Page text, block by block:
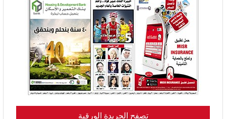
تصفح الجريدة الورقية